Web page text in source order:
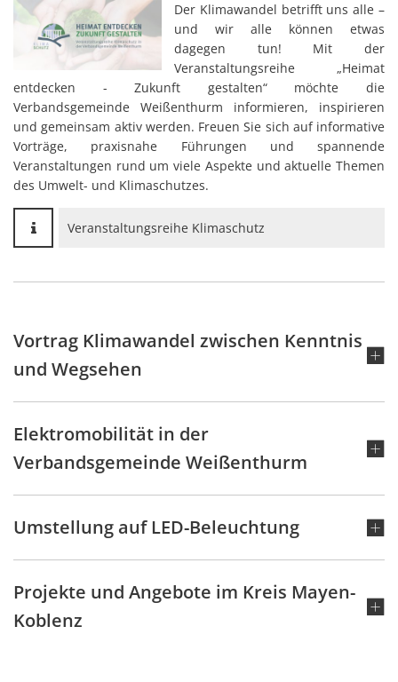
Der Klimawandel betrifft uns alle –
und wir alle können etwas
dagegen tun! Mit der
Veranstaltungsreihe „Heimat
entdecken - Zukunft gestalten“ möchte die
Verbandsgemeinde Weißenthurm informieren, inspirieren
und gemeinsam aktiv werden. Freuen Sie sich auf informative
Vorträge, praxisnahe Führungen und spannende
Veranstaltungen rund um viele Aspekte und aktuelle Themen
des Umwelt- und Klimaschutzes.
Veranstaltungsreihe Klimaschutz
Vortrag Klimawandel zwischen Kenntnis
und Wegsehen
Elektromobilität in der
Verbandsgemeinde Weißenthurm
Umstellung auf LED-Beleuchtung
Projekte und Angebote im Kreis Mayen-
Koblenz